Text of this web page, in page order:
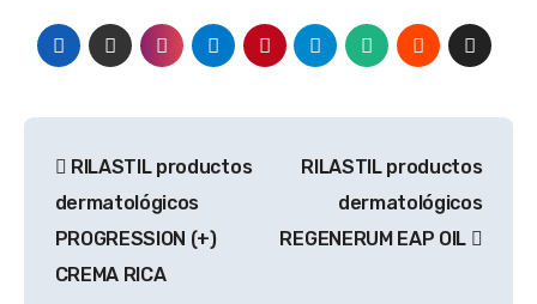
de
entradas
RILASTIL productos
dermatológicos
PROGRESSION (+)
CREMA RICA
RILASTIL productos
dermatológicos
REGENERUM EAP OIL